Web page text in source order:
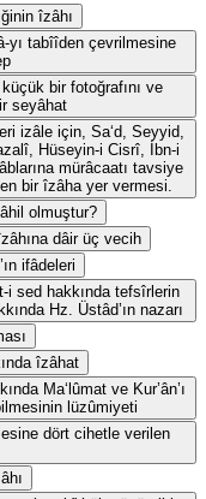
îzâhı
yı tabîîden çevrilmesine
bir fotoğrafını ve
seyâhat
izâle için, Sa‘d, Seyyid,
Hüseyin-i Cisrî, İbn-i
mürâcaatı tavsiye
bir îzâha yer vermesi.
olmuştur?
dâir üç vecih
ifâdeleri
i sed hakkında tefsîrlerin
Hz. Üstâd’ın nazarı
îzâhat
Ma‘lûmat ve Kur’ân’ı
lüzûmiyeti
dört cihetle verilen